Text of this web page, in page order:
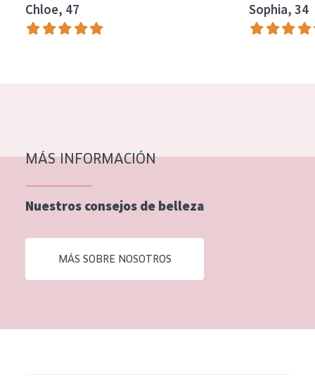
Piel sensible
Piel menopáusica
Edad: de 35 a 55
Piel madura
Chloe, 47 Sophia, 34
MÁS INFORMACIÓN
Nuestros consejos de belleza
MÁS SOBRE NOSOTROS